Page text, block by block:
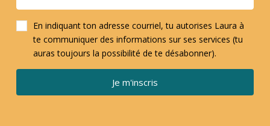
En indiquant ton adresse courriel, tu autorises Laura à
te communiquer des informations sur ses services (tu
auras toujours la possibilité de te désabonner).
Je m'inscris